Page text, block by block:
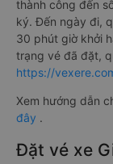
thành công đến
ký. Đến ngày đi,
30 phút giờ khởi
trạng vé đã đặt,
https://
Xem hướng dẫn
đây .
Đặt vé xe